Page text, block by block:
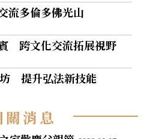
流多倫多佛光山
跨文化交流拓展視野
提升弘法新技能
關消息